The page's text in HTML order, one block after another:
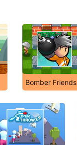
Bomber Friends